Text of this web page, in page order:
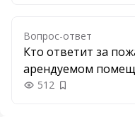
Вопрос-ответ
Кто ответит за
арендуемом
512 Добавить в